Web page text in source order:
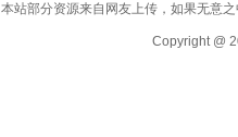
本站部分资源来自网友上传，如果无意
Copyright @